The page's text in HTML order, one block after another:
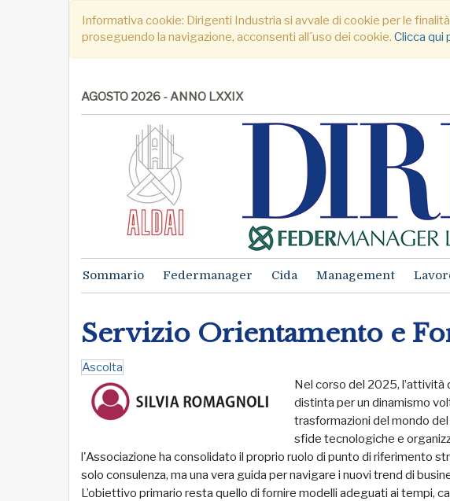
Informativa cookie: Dirigenti Industria si avvale di cookie per le
proseguendo la navigazione, acconsenti all´uso dei cookie. Clicca qui
AGOSTO 2026 - ANNO LXXIX
Sommario Federmanager Cida Management
Servizio Orientamento e
Ascolta
Nel corso del 2025, l’attività
distinta per un dinamismo
trasformazioni del mondo
sfide tecnologiche e
l'Associazione ha consolidato il proprio ruolo di punto di riferimento
solo consulenza, ma una vera guida per navigare i nuovi trend di
L’obiettivo primario resta quello di fornire modelli adeguati ai tempi,